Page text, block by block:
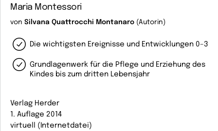
Maria Montessori
von Silvana Quattrocchi Montanaro (Autorin)
Die wichtigsten Ereignisse und Entwicklungen 0–3
Grundlagenwerk für die Pflege und Erziehung des
Kindes bis zum dritten Lebensjahr
Verlag Herder
1. Auflage 2014
virtuell (Internetdatei)